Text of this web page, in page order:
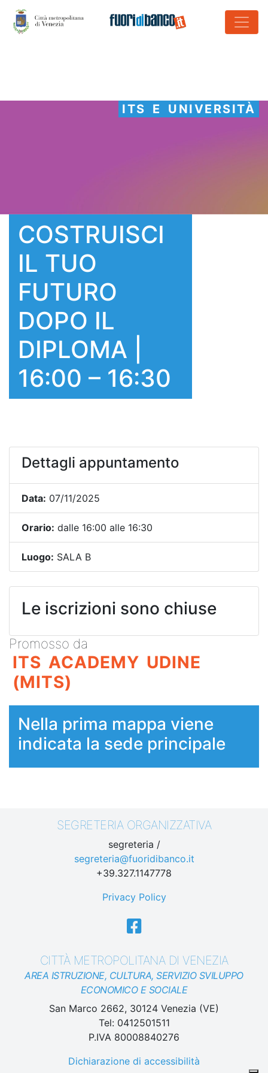
ITS E UNIVERSITÀ
COSTRUISCI
IL TUO
FUTURO
DOPO IL
DIPLOMA |
16:00 – 16:30
Dettagli appuntamento
Data: 07/11/2025
Orario: dalle 16:00 alle 16:30
Luogo: SALA B
Le iscrizioni sono chiuse
Promosso da
ITS ACADEMY UDINE
(MITS)
Nella prima mappa viene
indicata la sede principale
SEGRETERIA ORGANIZZATIVA
segreteria /
segreteria@fuoridibanco.it
+39.327.1147778
Privacy Policy
CITTÀ METROPOLITANA DI VENEZIA
AREA ISTRUZIONE, CULTURA, SERVIZIO SVILUPPO
ECONOMICO E SOCIALE
San Marco 2662, 30124 Venezia (VE)
Tel: 0412501511
P.IVA 80008840276
Dichiarazione di accessibilità